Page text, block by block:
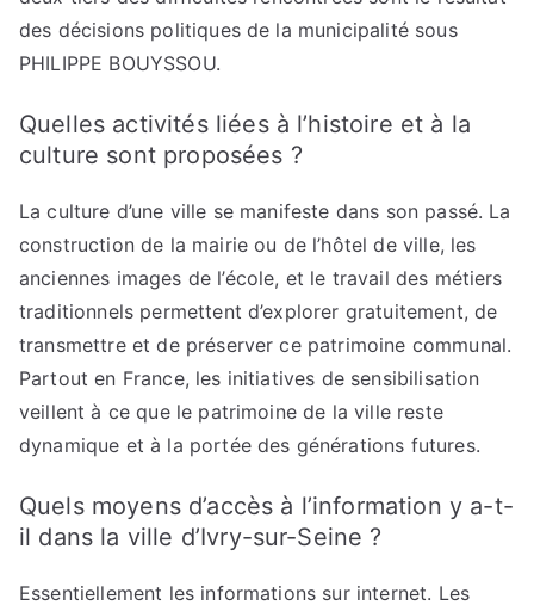
des décisions politiques de la municipalité sous
PHILIPPE BOUYSSOU.
Quelles activités liées à l’histoire et à la
culture sont proposées ?
La culture d’une ville se manifeste dans son passé. La
construction de la mairie ou de l’hôtel de ville, les
anciennes images de l’école, et le travail des métiers
traditionnels permettent d’explorer gratuitement, de
transmettre et de préserver ce patrimoine communal.
Partout en France, les initiatives de sensibilisation
veillent à ce que le patrimoine de la ville reste
dynamique et à la portée des générations futures.
Quels moyens d’accès à l’information y a-t-
il dans la ville d’Ivry-sur-Seine ?
Essentiellement les informations sur internet. Les